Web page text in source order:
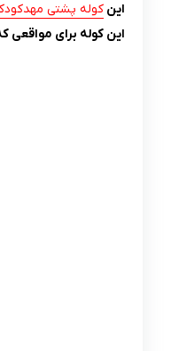
این کوله پشتی
این کوله برای مواقعی